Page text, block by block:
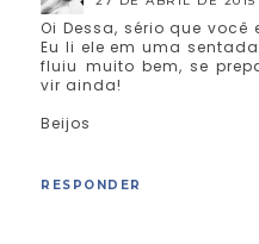
Oi Dessa, sério que
Eu li ele em uma
fluiu muito bem, se
vir ainda!
Beijos
RESPONDER